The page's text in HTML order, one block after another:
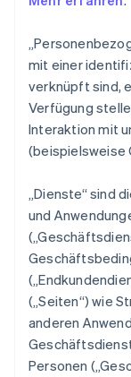
mit einer
verknüpft sind,
Verfügung
Interaktion mit
(beispielsweise
„Dienste“ sind
und
(„Seiten“) wie
anderen
Personen